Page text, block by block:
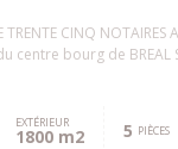
TRENTE CINQ
centre bourg de BREAL
EXTÉRIEUR
1800 m2 5 PIÈCES